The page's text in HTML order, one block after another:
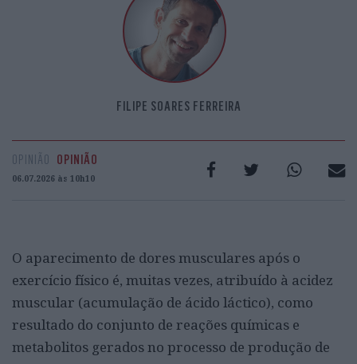
FILIPE SOARES FERREIRA
OPINIÃO OPINIÃO
06.07.2026 às 10h10
O aparecimento de dores musculares após o
exercício físico é, muitas vezes, atribuído à acidez
muscular (acumulação de ácido láctico), como
resultado do conjunto de reações químicas e
metabolitos gerados no processo de produção de